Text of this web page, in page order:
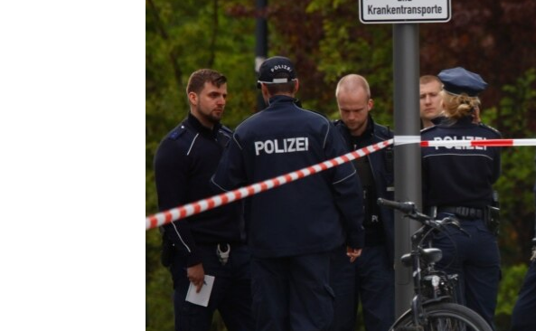
КРЫМ.НЕПОКОРЕННЫЙ
УКРАИНСКАЯ ПРОБЛЕМА КРЫМА